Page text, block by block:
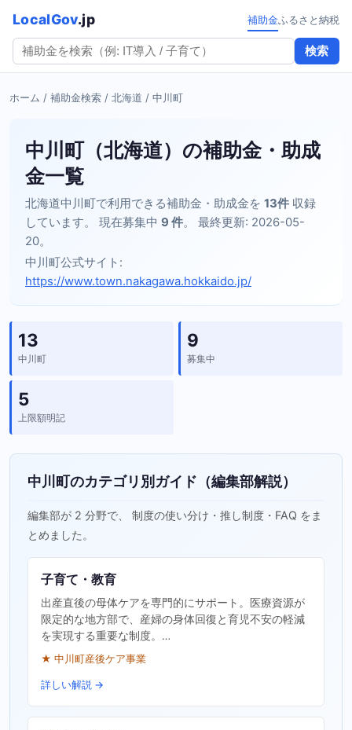
LocalGov.jp
検索
補助金ふるさと納税
ホーム / 補助金検索 / 北海道 / 中川町
中川町（北海道）の補助金・助成
金一覧
北海道中川町で利用できる補助金・助成金を 13件 収録
しています。 現在募集中 9 件。 最終更新: 2026-05-
20。
中川町公式サイト:
https://www.town.nakagawa.hokkaido.jp/
13
中川町
9
募集中
5
上限額明記
中川町のカテゴリ別ガイド（編集部解説）
編集部が 2 分野で、 制度の使い分け・推し制度・FAQ をま
とめました。
子育て・教育
出産直後の母体ケアを専門的にサポート。医療資源が
限定的な地方部で、産婦の身体回復と育児不安の軽減
を実現する重要な制度。…
★ 中川町産後ケア事業
詳しい解説 →